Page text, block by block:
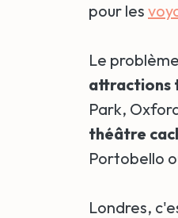
pour les
Le
attractions
Park,
théâtre
Portobello
Londres,